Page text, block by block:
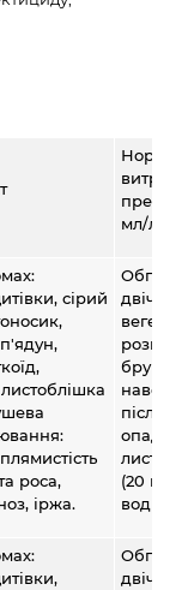
Норми
витрати
мл/л
сірий
роса,
іржа.
двічі за
бруньок
навесні
після
листя
(20 мл
води).
двічі за